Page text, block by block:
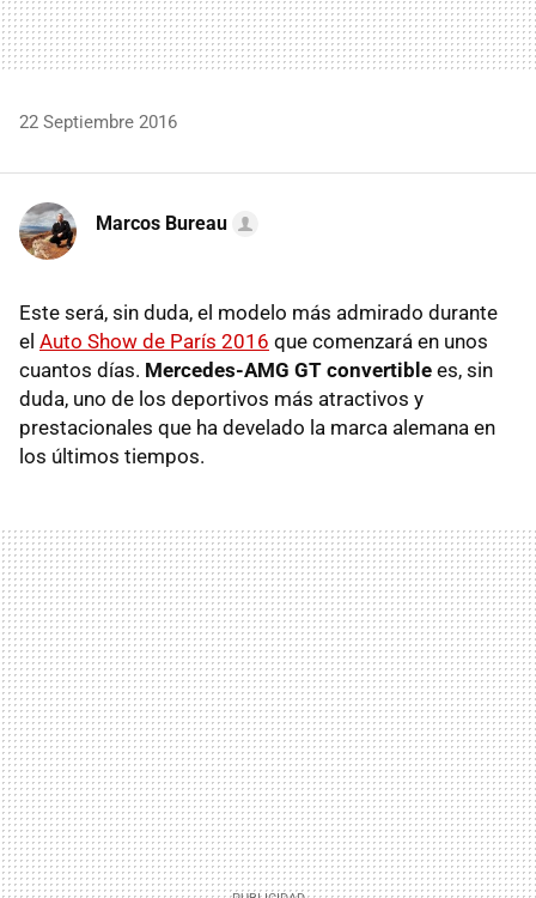
22 Septiembre 2016
Marcos Bureau
Este será, sin duda, el modelo más admirado durante
el Auto Show de París 2016 que comenzará en unos
cuantos días. Mercedes-AMG GT convertible es, sin
duda, uno de los deportivos más atractivos y
prestacionales que ha develado la marca alemana en
los últimos tiempos.